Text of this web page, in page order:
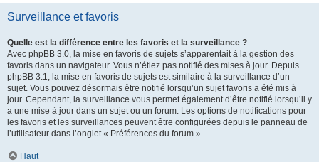
Surveillance et favoris
Quelle est la différence entre les favoris et la surveillance ?
Avec phpBB 3.0, la mise en favoris de sujets s’apparentait à la gestion des
favoris dans un navigateur. Vous n’étiez pas notifié des mises à jour. Depuis
phpBB 3.1, la mise en favoris de sujets est similaire à la surveillance d’un
sujet. Vous pouvez désormais être notifié lorsqu’un sujet favoris a été mis à
jour. Cependant, la surveillance vous permet également d’être notifié lorsqu’il y
a une mise à jour dans un sujet ou un forum. Les options de notifications pour
les favoris et les surveillances peuvent être configurées depuis le panneau de
l’utilisateur dans l’onglet « Préférences du forum ».
Haut